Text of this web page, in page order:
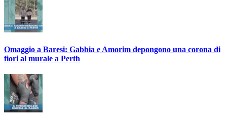
Omaggio a Baresi: Gabbia e Amorim depongono una corona di
fiori al murale a Perth